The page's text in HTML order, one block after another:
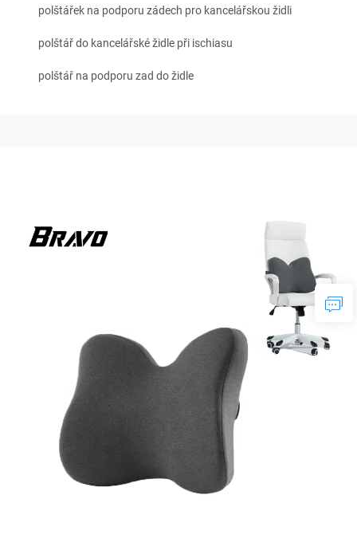
polštářek na podporu zádech pro kancelářskou židli
polštář do kancelářské židle při ischiasu
polštář na podporu zad do židle